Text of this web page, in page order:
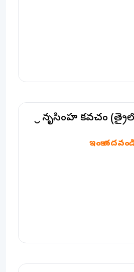
శ్రీ నృసింహ కవచం
శ్రీ నృసింహ కవచం
ఇంకా
శ్రీ నృసింహ కవచం